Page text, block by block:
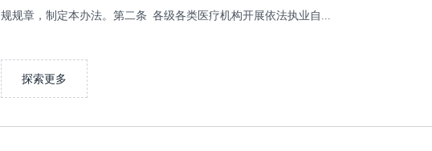
规规章，制定本办法。第二条 各级各类医疗机构开展依法执业自...
探索更多